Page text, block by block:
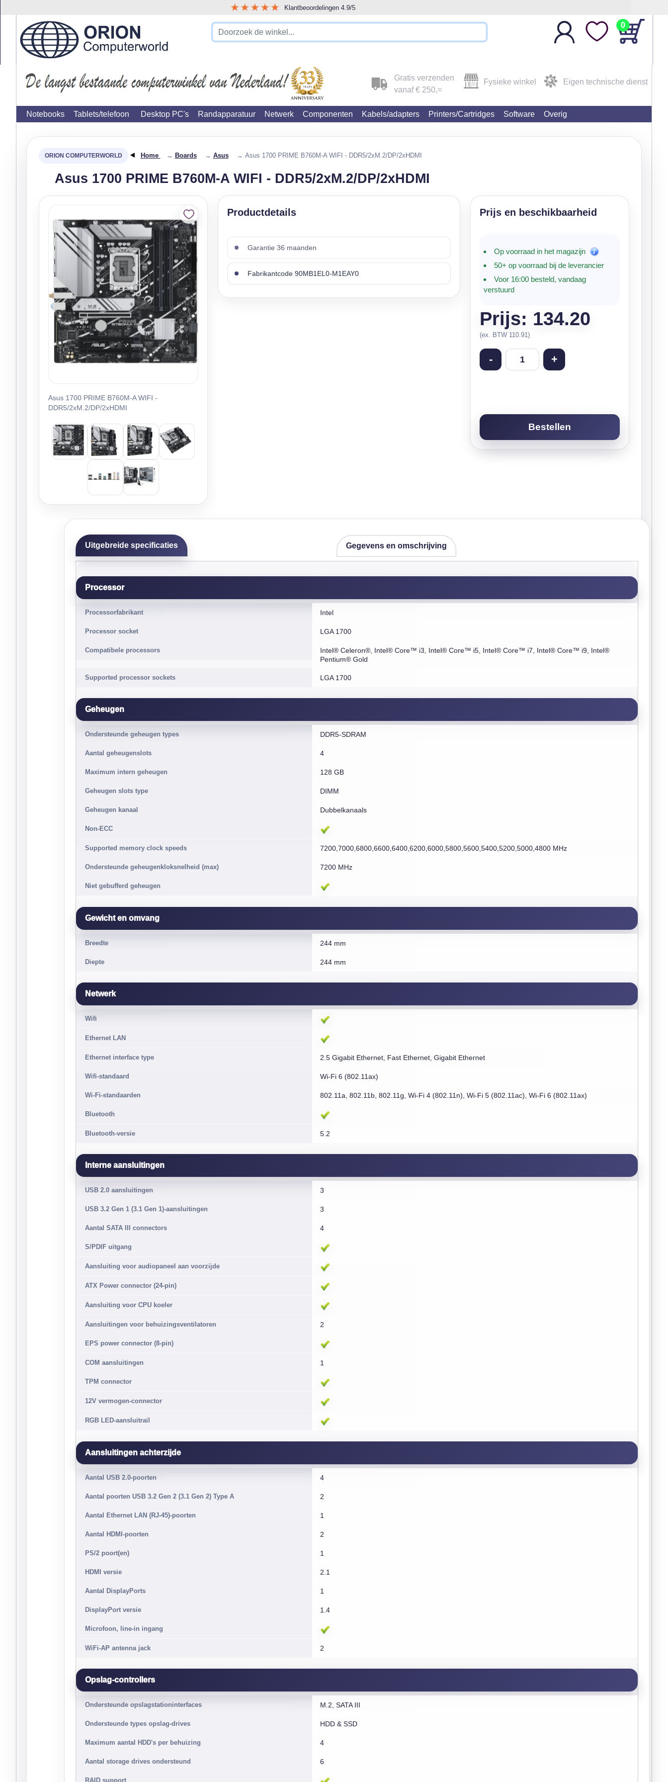
Op werkdagen voor 16:00 besteld, morgen in huis.
!!!!! LET OP!!! WIJ ZIJN VERHUISD !!!!! 0
Gratis verzenden
vanaf € 250,=
Fysieke winkel Eigen technische dienst
Notebooks Tablets/telefoon Desktop PC's Randapparatuur Netwerk Componenten Kabels/adapters Printers/Cartridges Software Overig
Home → Boards → Asus → Asus 1700 PRIME B760M-A WIFI - DDR5/2xM.2/DP/2xHDMI
Asus 1700 PRIME B760M-A WIFI - DDR5/2xM.2/DP/2xHDMI
Asus 1700 PRIME B760M-A WIFI -
DDR5/2xM.2/DP/2xHDMI
Garantie 36 maanden
Fabrikantcode 90MB1EL0-M1EAY0
Op voorraad in het magazijn
50+ op voorraad bij de leverancier
Voor 16:00 besteld, vandaag
verstuurd
Prijs: 134.20
(ex. BTW 110.91)
- +
Bestellen
Uitgebreide specificaties Gegevens en omschrijving
Processor
Processorfabrikant Intel
Processor socket LGA 1700
Compatibele processors
Intel® Celeron®, Intel® Core™ i3, Intel® Core™ i5, Intel® Core™ i7, Intel® Core™ i9, Intel®
Pentium® Gold
Supported processor sockets LGA 1700
Geheugen
Ondersteunde geheugen types DDR5-SDRAM
Aantal geheugenslots 4
Maximum intern geheugen 128 GB
Geheugen slots type DIMM
Geheugen kanaal Dubbelkanaals
Non-ECC
Supported memory clock speeds 7200,7000,6800,6600,6400,6200,6000,5800,5600,5400,5200,5000,4800 MHz
Ondersteunde geheugenkloksnelheid (max) 7200 MHz
Niet gebufferd geheugen
Gewicht en omvang
Breedte 244 mm
Diepte 244 mm
Netwerk
Wifi
Ethernet LAN
Ethernet interface type 2.5 Gigabit Ethernet, Fast Ethernet, Gigabit Ethernet
Wifi-standaard Wi-Fi 6 (802.11ax)
Wi-Fi-standaarden 802.11a, 802.11b, 802.11g, Wi-Fi 4 (802.11n), Wi-Fi 5 (802.11ac), Wi-Fi 6 (802.11ax)
Bluetooth
Bluetooth-versie 5.2
Interne aansluitingen
USB 2.0 aansluitingen 3
USB 3.2 Gen 1 (3.1 Gen 1)-aansluitingen 3
Aantal SATA III connectors 4
S/PDIF uitgang
Aansluiting voor audiopaneel aan voorzijde
ATX Power connector (24-pin)
Aansluiting voor CPU koeler
Aansluitingen voor behuizingsventilatoren 2
EPS power connector (8-pin)
COM aansluitingen 1
TPM connector
12V vermogen-connector
RGB LED-aansluitrail
Aansluitingen achterzijde
Aantal USB 2.0-poorten 4
Aantal poorten USB 3.2 Gen 2 (3.1 Gen 2) Type A 2
Aantal Ethernet LAN (RJ-45)-poorten 1
Aantal HDMI-poorten 2
PS/2 poort(en) 1
HDMI versie 2.1
Aantal DisplayPorts 1
DisplayPort versie 1.4
Microfoon, line-in ingang
WiFi-AP antenna jack 2
Opslag-controllers
Ondersteunde opslagstationinterfaces M.2, SATA III
Ondersteunde types opslag-drives HDD & SSD
Maximum aantal HDD's per behuizing 4
Aantal storage drives ondersteund 6
RAID support